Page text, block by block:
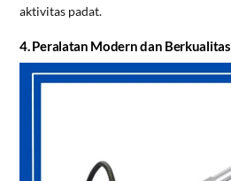
aktivitas padat.
4. Peralatan Modern dan Berkualitas